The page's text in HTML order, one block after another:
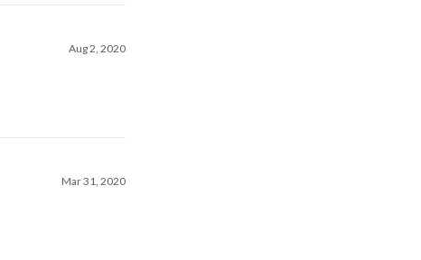
Aug 2, 2020
Mar 31, 2020